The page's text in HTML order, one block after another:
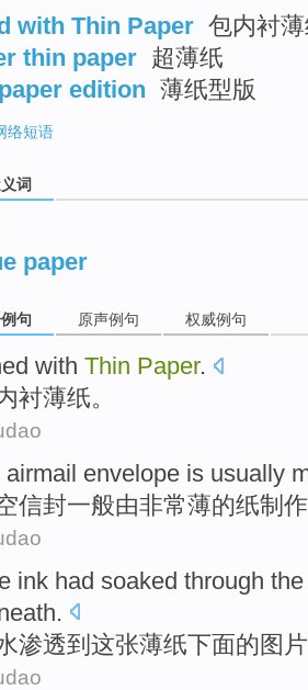
with Thin Paper 包内衬
thin paper 超薄纸
edition 薄纸型版
络短语
词
paper
句 原声例句 权威例句
with Thin Paper.
衬薄纸。
airmail envelope is usually
信封一般由非常薄的纸制
ink had soaked through
.
渗透到 这张薄纸下面的 图片